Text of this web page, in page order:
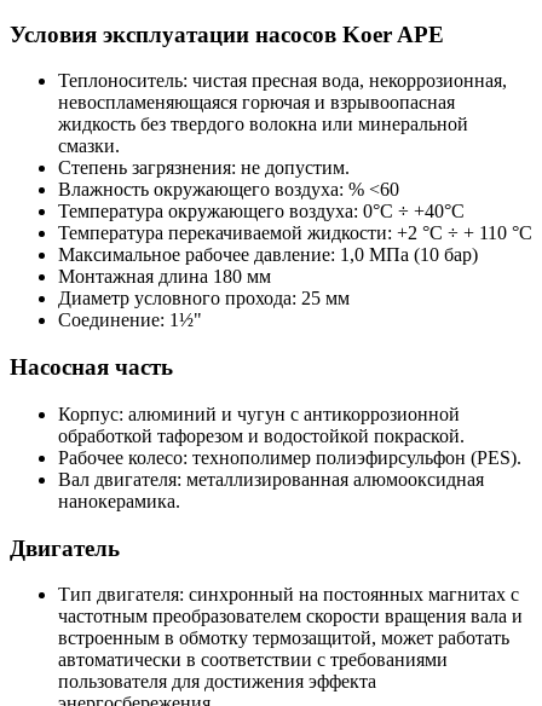
Условия эксплуатации насосов Koer APE
Теплоноситель: чистая пресная вода, некоррозионная,
невоспламеняющаяся горючая и взрывоопасная
жидкость без твердого волокна или минеральной
смазки.
Степень загрязнения: не допустим.
Влажность окружающего воздуха: % <60
Температура окружающего воздуха: 0°С ÷ +40°С
Температура перекачиваемой жидкости: +2 °С ÷ + 110 °С
Максимальное рабочее давление: 1,0 МПа (10 бар)
Монтажная длина 180 мм
Диаметр условного прохода: 25 мм
Соединение: 1½"
Насосная часть
Корпус: алюминий и чугун с антикоррозионной
обработкой тафорезом и водостойкой покраской.
Рабочее колесо: технополимер полиэфирсульфон (PES).
Вал двигателя: металлизированная алюмооксидная
нанокерамика.
Двигатель
Тип двигателя: синхронный на постоянных магнитах с
частотным преобразователем скорости вращения вала и
встроенным в обмотку термозащитой, может работать
автоматически в соответствии с требованиями
пользователя для достижения эффекта